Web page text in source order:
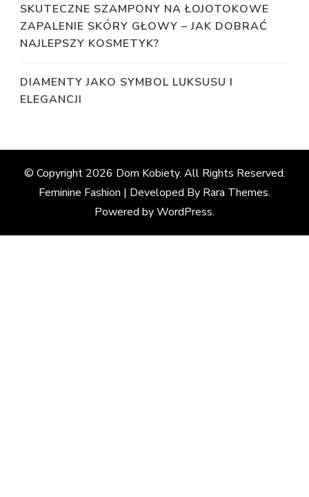
SKUTECZNE SZAMPONY NA ŁOJOTOKOWE
ZAPALENIE SKÓRY GŁOWY – JAK DOBRAĆ
NAJLEPSZY KOSMETYK?
DIAMENTY JAKO SYMBOL LUKSUSU I
ELEGANCJI
© Copyright 2026 Dom Kobiety. All Rights Reserved.
Feminine Fashion | Developed By Rara Themes.
Powered byWordPress.